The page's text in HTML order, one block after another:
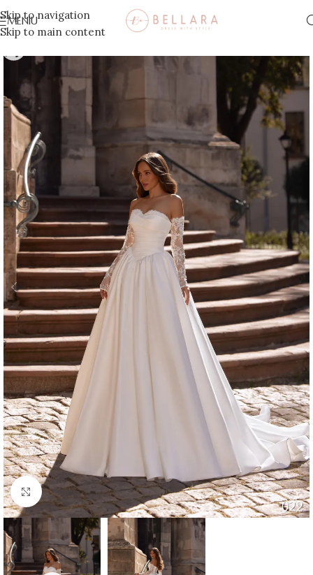
Skip to navigation
Skip to main content
MENIU
Faceți click pentru a mări